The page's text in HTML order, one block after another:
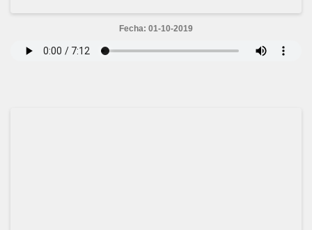
Fecha: 01-10-2019